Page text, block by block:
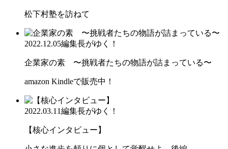
松下村塾を訪ねて
2022.12.05編集長がゆく！
企業家の素 〜挑戦者たちの物語が詰まっている〜
amazon Kindleで販売中！
2022.03.11編集長がゆく！
【核心インタビュー】